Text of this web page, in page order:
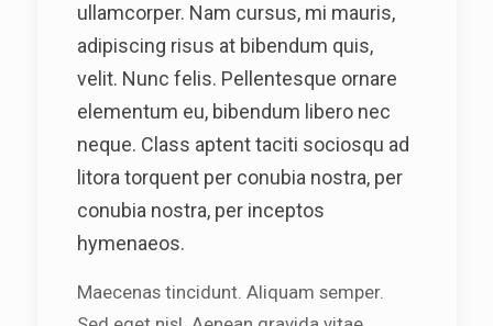
ullamcorper. Nam cursus, mi mauris,
adipiscing risus at bibendum quis,
velit. Nunc felis. Pellentesque ornare
elementum eu, bibendum libero nec
neque. Class aptent taciti sociosqu ad
litora torquent per conubia nostra, per
conubia nostra, per inceptos
hymenaeos.
Maecenas tincidunt. Aliquam semper.